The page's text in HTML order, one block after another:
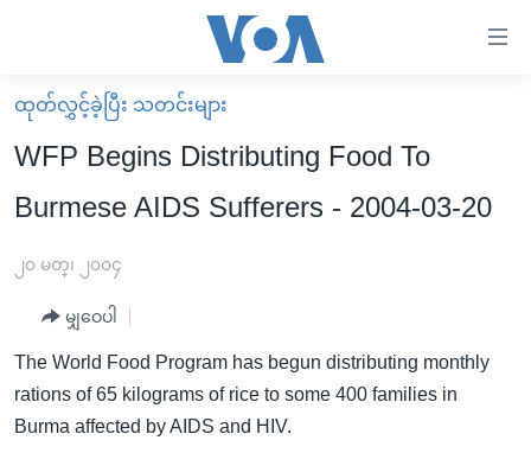
လွယ်ကူ
စေ
သည့်
များ
မူလစာမျက်နှာ
မြန်မာ
ကမ္ဘာ့သတင်းများ
ရပ်ဝန်းတခု လမ်းတခု အလွန်
အမေရိကန်သုံးအီဒီယံ
အပတ်စဉ်ကဏ္ဍများ
ထုတ်လွှင့်ခဲ့ပြီး သတင်းများ
WFP Begins Distributing Food To
Burmese AIDS Sufferers - 2004-03-20
၂၀ မတ္၊ ၂၀၀၄
မျှဝေပါ
The World Food Program has begun distributing monthly
rations of 65 kilograms of rice to some 400 families in
Burma affected by AIDS and HIV.